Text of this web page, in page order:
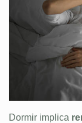
Dormir implica